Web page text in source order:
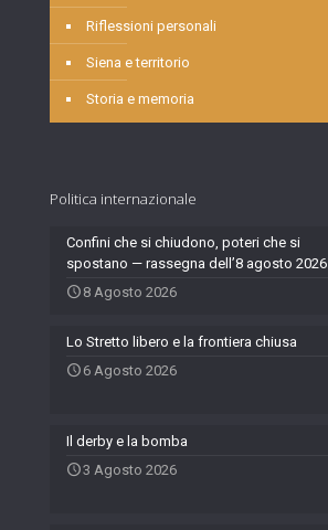
Riflessioni personali
Siena e territorio
Storia e memoria
Politica internazionale
Confini che si chiudono, poteri che si
spostano — rassegna dell’8 agosto 2026
8 Agosto 2026
Lo Stretto libero e la frontiera chiusa
6 Agosto 2026
Il derby e la bomba
3 Agosto 2026